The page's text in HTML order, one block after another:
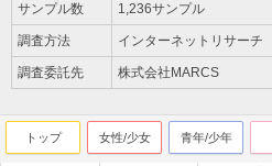
サンプル数 1,236サンプル
調査方法 インターネットリサーチ
調査委託先 株式会社MARCS
トップ 女性/少女 青年/少年